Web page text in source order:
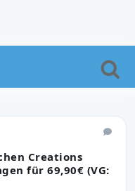
Creations
für 69,90€ (VG: